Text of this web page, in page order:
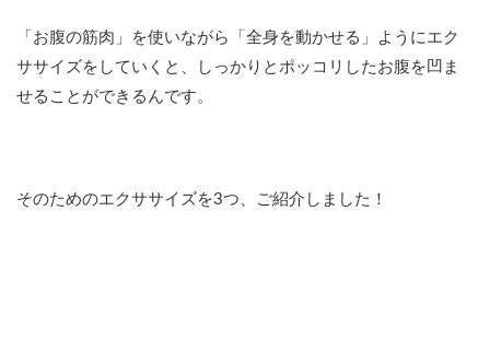
「お腹の筋肉」を使いながら「全身を動かせる」ようにエク
ササイズをしていくと、
しっかりとポッコリしたお腹を凹ま
せることができるんです。
そのためのエクササイズを3つ、ご紹介しました！